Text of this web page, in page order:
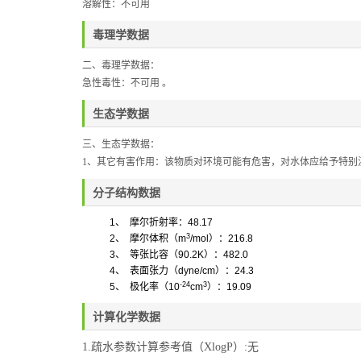
溶解性： 不可用
毒理学数据
二、毒理学数据：
急性毒性： 不可用 。
生态学数据
三、 生态学数据：
1、 其它有害作用：该物质对环境可能有危害，对水体应给予特别
分子结构数据
1、 摩尔折射率： 48.17
2、 摩尔体积 （m3/mol ） ： 216.8
3、 等张比容（90.2K）： 482.0
4、 表面张力 （dyne/cm） ： 24.3
5、 极化率 （10-24cm3） ： 19.09
计算化学数据
1.疏水参数计算参考值（XlogP）:无